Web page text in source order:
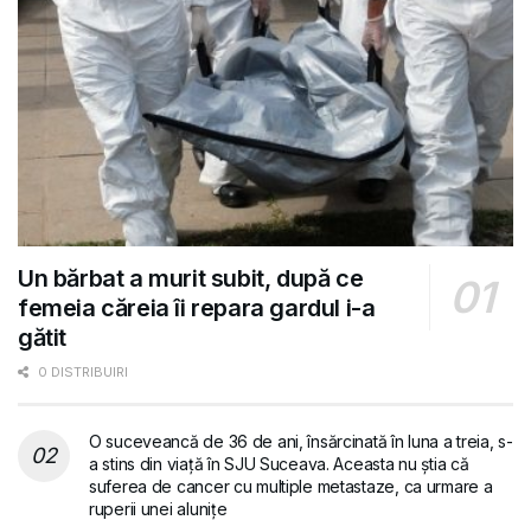
Un bărbat a murit subit, după ce
femeia căreia îi repara gardul i-a
gătit
0 DISTRIBUIRI
O suceveancă de 36 de ani, însărcinată în luna a treia, s-
a stins din viață în SJU Suceava. Aceasta nu știa că
suferea de cancer cu multiple metastaze, ca urmare a
ruperii unei alunițe